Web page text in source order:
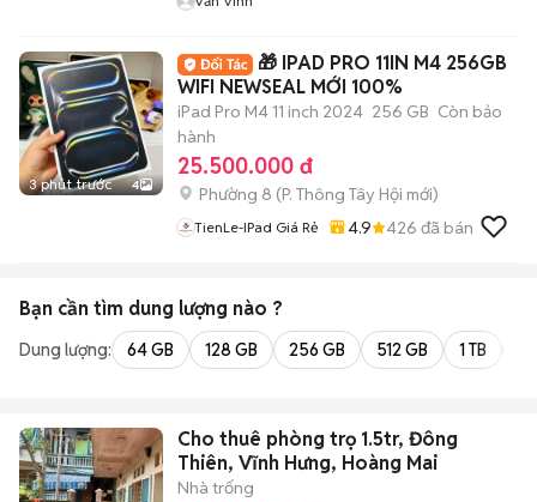
3 phút trước 4
🎁 IPAD PRO 11IN M4 256GB
WIFI NEWSEAL MỚI 100%
iPad Pro M4 11 inch 2024 256 GB Còn bảo
hành
25.500.000 đ
Phường 8 (P. Thông Tây Hội mới)
TienLe-IPad Giá Rẻ 4.9 426 đã bán
Bạn cần tìm dung lượng nào ?
Dung lượng: 64 GB 128 GB 256 GB 512 GB 1 TB
Cho thuê phòng trọ 1.5tr, Đông
Thiên, Vĩnh Hưng, Hoàng Mai
Nhà trống